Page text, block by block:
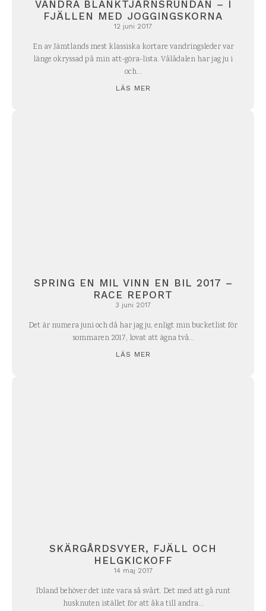
VANDRA BLANKTJÄRNSRUNDAN – I
FJÄLLEN MED JOGGINGSKORNA
12 juni 2017
En av Jämtlands mest klassiska kortare vandringsleder var
länge okryssad på min att-göra-lista. Vålådalen har jag ju i
och...
LÄS MER
SPRING EN MIL VINN EN BIL 2017 –
RACE REPORT
3 juni 2017
Det är numera juni och då har jag ju, enligt min bucketlist för
sommaren 2017, lovat att ägna två...
LÄS MER
SKÄRGÅRDSVYER, FJÄLL OCH
HELGKICKOFF
14 maj 2017
Ibland behöver det inte vara så svårt. Det med att gå runt
husknuten istället för att åka till andra...